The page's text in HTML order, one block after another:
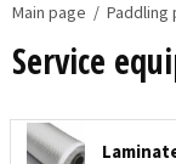
Main page Paddling
Service